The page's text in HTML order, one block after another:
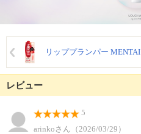
リッププランパー MENTAI
レビュー
5
arinkoさん（2026/03/29）